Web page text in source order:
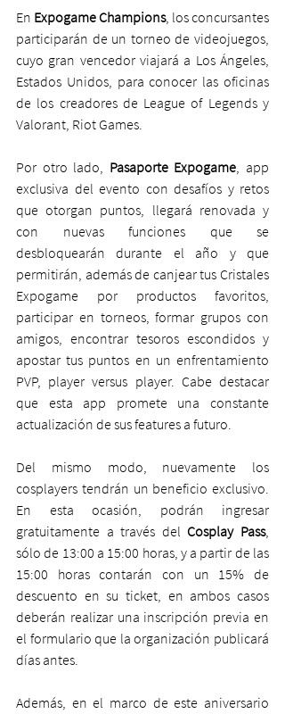
En Expogame Champions, los concursantes
participarán de un torneo de videojuegos,
cuyo gran vencedor viajará a Los Ángeles,
Estados Unidos, para conocer las oficinas
de los creadores de League of Legends y
Valorant, Riot Games.
Por otro lado, Pasaporte Expogame, app
exclusiva del evento con desafíos y retos
que otorgan puntos, llegará renovada y
con nuevas funciones que se
desbloquearán durante el año y que
permitirán, además de canjear tus Cristales
Expogame por productos favoritos,
participar en torneos, formar grupos con
amigos, encontrar tesoros escondidos y
apostar tus puntos en un enfrentamiento
PVP, player versus player. Cabe destacar
que esta app promete una constante
actualización de sus features a futuro.
Del mismo modo, nuevamente los
cosplayers tendrán un beneficio exclusivo.
En esta ocasión, podrán ingresar
gratuitamente a través del Cosplay Pass,
sólo de 13:00 a 15:00 horas, y a partir de las
15:00 horas contarán con un 15% de
descuento en su ticket, en ambos casos
deberán realizar una inscripción previa en
el formulario que la organización publicará
días antes.
Además, en el marco de este aniversario